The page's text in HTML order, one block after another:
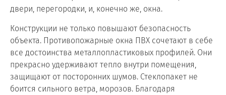
двери, перегородки, и, конечно же, окна.
Конструкции не только повышают безопасность
объекта. Противопожарные окна ПВХ сочетают в себе
все достоинства металлопластиковых профилей. Они
прекрасно удерживают тепло внутри помещения,
защищают от посторонних шумов. Стеклопакет не
боится сильного ветра, морозов. Благодаря